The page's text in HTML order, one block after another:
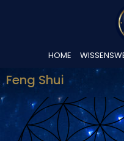
HOME
Feng Shui